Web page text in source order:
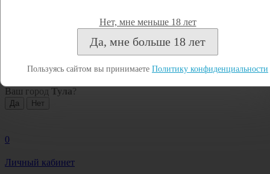
Посмотреть все результаты
Ваш город Тула ?
0
Личный кабинет
Нет, мне меньше 18 лет
Да, мне больше 18 лет
Пользуясь сайтом вы принимаете Политику конфиденциальности